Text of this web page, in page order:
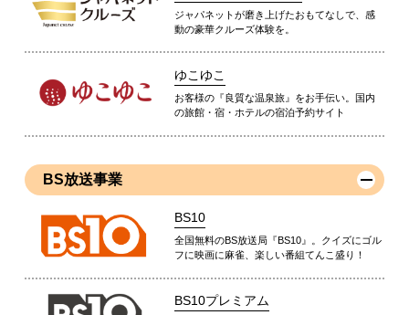
ジャパネットが磨き上げたおもてなしで、感
動の豪華クルーズ体験を。
ゆこゆこ
お客様の『良質な温泉旅』をお手伝い。国内
の旅館・宿・ホテルの宿泊予約サイト
BS放送事業
BS10
全国無料のBS放送局『BS10』。クイズにゴル
フに映画に麻雀、楽しい番組てんこ盛り！
BS10プレミアム